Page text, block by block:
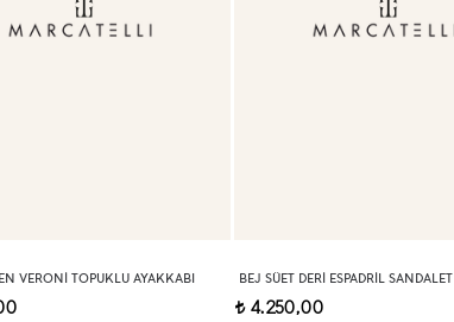
VERONI TOPUKLU AYAKKABI BEJ SÜET DERI ESPADRIL SANDALET
t4.250,00